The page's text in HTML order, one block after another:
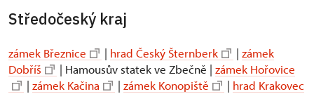
Středočeský kraj
zámek Březnice | hrad Český Šternberk | zámek
Dobříš
| Hamousův statek ve Zbečně | zámek Hořovice
| zámek Kačina | zámek Konopiště | hrad Krakovec